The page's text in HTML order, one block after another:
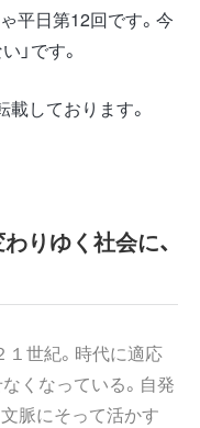
平日第12回です。今
」です。
しております。
りゆく社会に、
世紀。時代に適応
なくなっている。自発
脈にそって活かす